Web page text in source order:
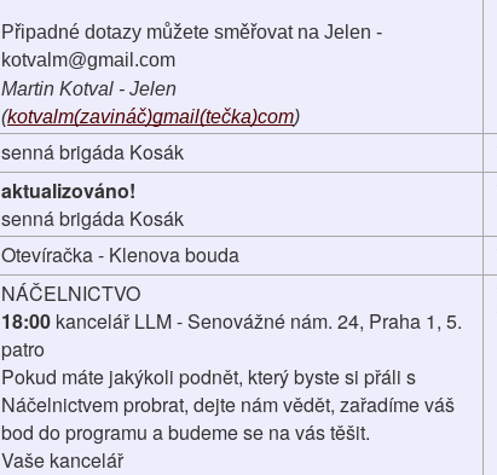
Připadné dotazy můžete směřovat na Jelen -
kotvalm@gmail.com
Martin Kotval - Jelen
(kotvalm(zavináč)gmail(tečka)com)
senná brigáda Kosák
aktualizováno!
senná brigáda Kosák
Otevíračka - Klenova bouda
NÁČELNICTVO
18:00 kancelář LLM - Senovážné nám. 24, Praha 1, 5.
patro
Pokud máte jakýkoli podnět, který byste si přáli s
Náčelnictvem probrat, dejte nám vědět, zařadíme váš
bod do programu a budeme se na vás těšit.
Vaše kancelář